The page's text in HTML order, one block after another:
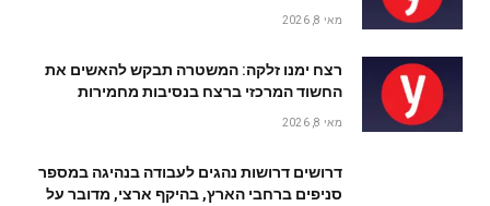
מאי 8, 2026
רצח ימנו זלקה: המשטרה תבקש להאשים את
החשוד המרכזי ברצח בנסיבות מחמירות
מאי 8, 2026
דרושים דרושות נהגים לעבודה בנהיגה במספר
סניפים ברחבי הארץ, בהיקף ארצי, מדובר על